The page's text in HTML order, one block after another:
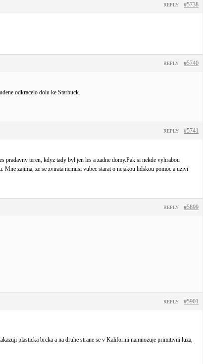
#5738
REPLY
#5740
REPLY
odkracelo dolu ke Starbuck.
#5741
REPLY
teren, kdyz tady byl jen les a zadne domy.Pak si nekde vyhrabou
zajima, ze se zvirata nemusi vubec starat o nejakou lidskou pomoc a uzivi
#5899
REPLY
#5901
REPLY
plasticka brcka a na druhe strane se v Kalifornii namnozuje primitivni luza,